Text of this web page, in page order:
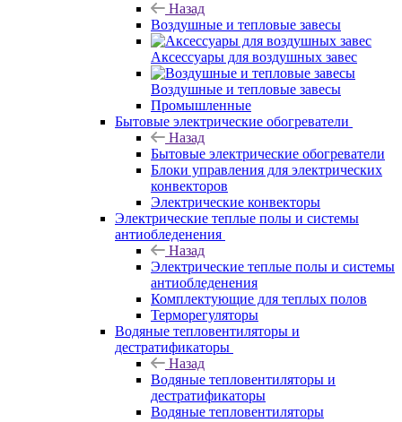
Назад
Воздушные и тепловые завесы
Аксессуары для воздушных завес
Воздушные и тепловые завесы
Промышленные
Бытовые электрические обогреватели
Назад
Бытовые электрические обогреватели
Блоки управления для электрических
конвекторов
Электрические конвекторы
Электрические теплые полы и системы
антиобледенения
Назад
Электрические теплые полы и системы
антиобледенения
Комплектующие для теплых полов
Терморегуляторы
Водяные тепловентиляторы и
дестратификаторы
Назад
Водяные тепловентиляторы и
дестратификаторы
Водяные тепловентиляторы